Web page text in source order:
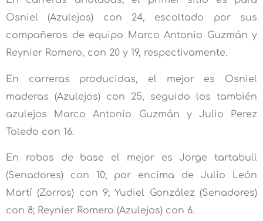
Osniel (Azulejos) con 24, escoltado por sus
compañeros de equipo Marco Antonio Guzmán y
Reynier Romero, con 20 y 19, respectivamente.
En carreras producidas, el mejor es Osniel
maderas (Azulejos) con 25, seguido los también
azulejos Marco Antonio Guzmán y Julio Perez
Toledo con 16.
En robos de base el mejor es Jorge tartabull
(Senadores) con 10; por encima de Julio León
Martí (Zorros) con 9; Yudiel González (Senadores)
con 8; Reynier Romero (Azulejos) con 6.